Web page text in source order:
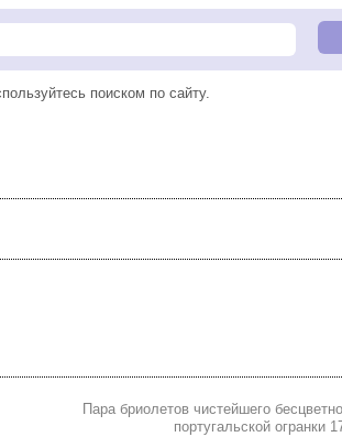
поиском по сайту.
Пара бриолетов чистейшего
португальской огранки